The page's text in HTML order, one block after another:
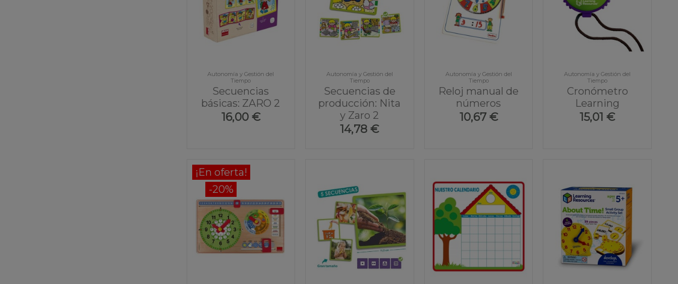
Autonomía y Gestión del
Tiempo
Secuencias
básicas: ZARO 2
16,00 €
Autonomía y Gestión del
Tiempo
Secuencias de
producción: Nita
y Zaro 2
14,78 €
Autonomía y Gestión del
Tiempo
Reloj manual de
números
10,67 €
Autonomía y Gestión del
Tiempo
Cronómetro
Learning
15,01 €
¡En oferta!
-20%